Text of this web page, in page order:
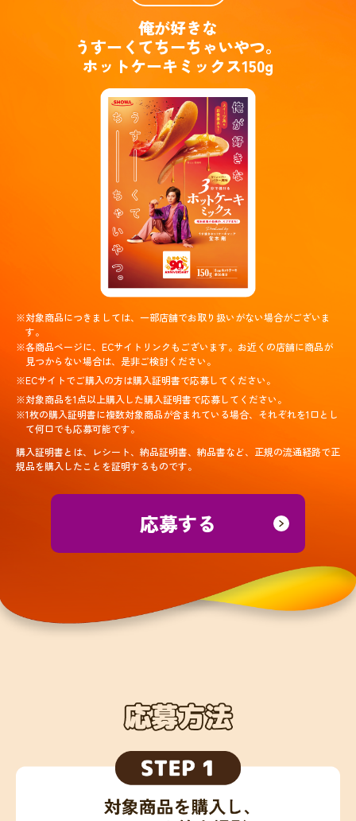
俺が好きな
うすーくてちーちゃいやつ。
ホットケーキミックス150g
※対象商品につきましては、一部店舗でお取り扱いがない場合がございま
す。
※各商品ページに、ECサイトリンクもございます。お近くの店舗に商品が
見つからない場合は、是非ご検討ください。
※ECサイトでご購入の方は購入証明書で応募してください。
※対象商品を1点以上購入した購入証明書で応募してください。
※1枚の購入証明書に複数対象商品が含まれている場合、それぞれを1口とし
て何口でも応募可能です。
購入証明書とは、レシート、納品証明書、納品書など、正規の流通経路で正
規品を購入したことを証明するものです。
応募する